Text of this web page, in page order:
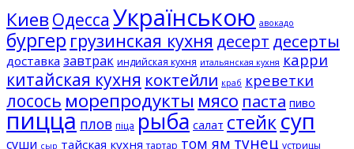
Киев Одесса Українською авокадо
бургер грузинская кухня десерт десерты
доставка завтрак индийская кухня итальянская кухня карри
китайская кухня коктейли краб креветки
лосось морепродукты мясо паста пиво
пицца плов піца рыба салат стейксуп
суши сыр тайская кухня тартар том ям тунец устрицы